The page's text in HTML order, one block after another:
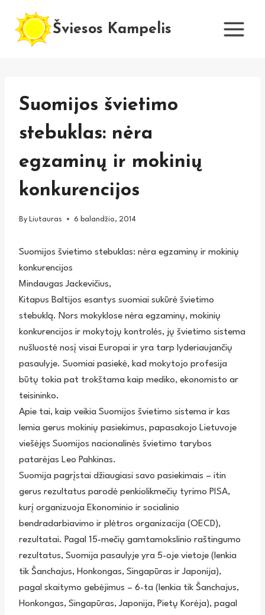
content
Šviesos Kampelis
Suomijos švietimo
stebuklas: nėra
egzaminų ir mokinių
konkurencijos
By Liutauras 6 balandžio, 2014
Suomijos švietimo stebuklas: nėra egzaminų ir mokinių
konkurencijos
Mindaugas Jackevičius,
Kitapus Baltijos esantys suomiai sukūrė švietimo
stebuklą. Nors mokyklose nėra egzaminų, mokinių
konkurencijos ir mokytojų kontrolės, jų švietimo sistema
nušluostė nosį visai Europai ir yra tarp lyderiaujančių
pasaulyje. Suomiai pasiekė, kad mokytojo profesija
būtų tokia pat trokštama kaip mediko, ekonomisto ar
teisininko.
Apie tai, kaip veikia Suomijos švietimo sistema ir kas
lemia gerus mokinių pasiekimus, papasakojo Lietuvoje
viešėjęs Suomijos nacionalinės švietimo tarybos
patarėjas Leo Pahkinas.
Suomija pagrįstai džiaugiasi savo pasiekimais – itin
gerus rezultatus parodė penkiolikmečių tyrimo PISA,
kurį organizuoja Ekonominio ir socialinio
bendradarbiavimo ir plėtros organizacija (OECD),
rezultatai. Pagal 15-mečių gamtamokslinio raštingumo
rezultatus, Suomija pasaulyje yra 5-oje vietoje (lenkia
tik Šanchajus, Honkongas, Singapūras ir Japonija),
pagal skaitymo gebėjimus – 6-ta (lenkia tik Šanchajus,
Honkongas, Singapūras, Japonija, Pietų Korėja), pagal